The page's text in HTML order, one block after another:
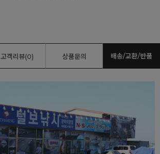
고객리뷰(0) 상품문의 배송/교환/반품